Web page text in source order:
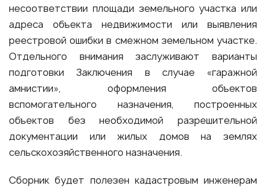
несоответствии площади земельного участка или
адреса объекта недвижимости или выявления
реестровой ошибки в смежном земельном участке.
Отдельного внимания заслуживают варианты
подготовки Заключения в случае «гаражной
амнистии», оформления объектов
вспомогательного назначения, построенных
объектов без необходимой разрешительной
документации или жилых домов на землях
сельскохозяйственного назначения.
Сборник будет полезен кадастровым инженерам